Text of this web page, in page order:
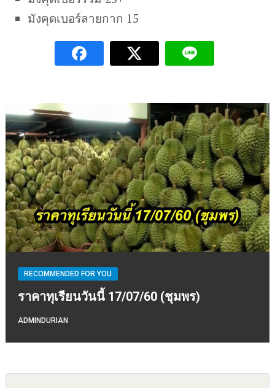
มังคุดเบอร์ลายกาก 15
RECOMMENDED FOR YOU
ราคาทุเรียนวันนี้ 17/07/60 (ชุมพร)
ADMINDURIAN